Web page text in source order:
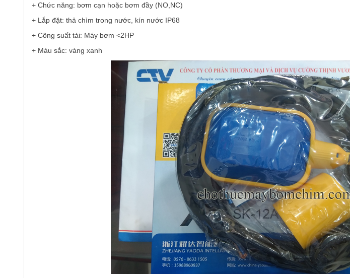
+ Chức năng: bơm cạn hoặc bơm đầy (NO,NC)
+ Lắp đặt: thả chìm trong nước, kín nước IP68
+ Công suất tải: Máy bơm <2HP
+ Màu sắc: vàng xanh